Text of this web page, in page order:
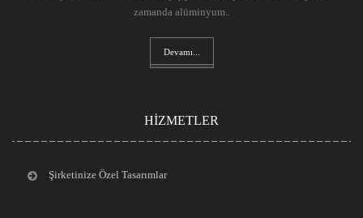
zamanda alüminyum..
Devamı...
HİZMETLER
Şirketinize Özel Tasarımlar